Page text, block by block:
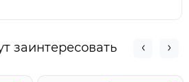
заинтересовать